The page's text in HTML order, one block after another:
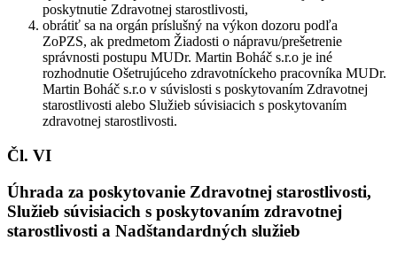
poskytnutie Zdravotnej starostlivosti,
obrátiť sa na orgán príslušný na výkon dozoru podľa
ZoPZS, ak predmetom Žiadosti o nápravu/prešetrenie
správnosti postupu MUDr. Martin Boháč s.r.o je iné
rozhodnutie Ošetrujúceho zdravotníckeho pracovníka MUDr.
Martin Boháč s.r.o v súvislosti s poskytovaním Zdravotnej
starostlivosti alebo Služieb súvisiacich s poskytovaním
zdravotnej starostlivosti.
Čl. VI
Úhrada za poskytovanie Zdravotnej starostlivosti,
Služieb súvisiacich s poskytovaním zdravotnej
starostlivosti a Nadštandardných služieb